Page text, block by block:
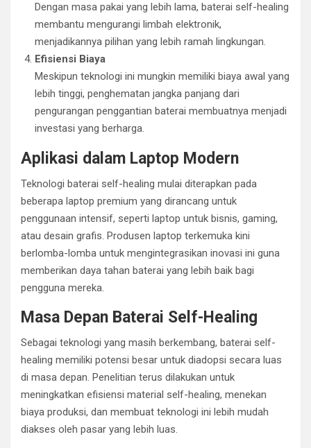
Dengan masa pakai yang lebih lama, baterai self-healing
membantu mengurangi limbah elektronik,
menjadikannya pilihan yang lebih ramah lingkungan.
Efisiensi Biaya
Meskipun teknologi ini mungkin memiliki biaya awal yang
lebih tinggi, penghematan jangka panjang dari
pengurangan penggantian baterai membuatnya menjadi
investasi yang berharga.
Aplikasi dalam Laptop Modern
Teknologi baterai self-healing mulai diterapkan pada
beberapa laptop premium yang dirancang untuk
penggunaan intensif, seperti laptop untuk bisnis, gaming,
atau desain grafis. Produsen laptop terkemuka kini
berlomba-lomba untuk mengintegrasikan inovasi ini guna
memberikan daya tahan baterai yang lebih baik bagi
pengguna mereka.
Masa Depan Baterai Self-Healing
Sebagai teknologi yang masih berkembang, baterai self-
healing memiliki potensi besar untuk diadopsi secara luas
di masa depan. Penelitian terus dilakukan untuk
meningkatkan efisiensi material self-healing, menekan
biaya produksi, dan membuat teknologi ini lebih mudah
diakses oleh pasar yang lebih luas.